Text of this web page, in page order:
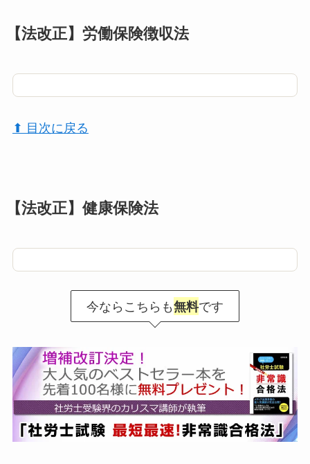
【法改正】労働保険徴収法
⬆︎ 目次に戻る
【法改正】健康保険法
今ならこちらも無料です